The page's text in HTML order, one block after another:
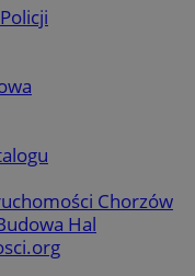
Chorzów
Hal